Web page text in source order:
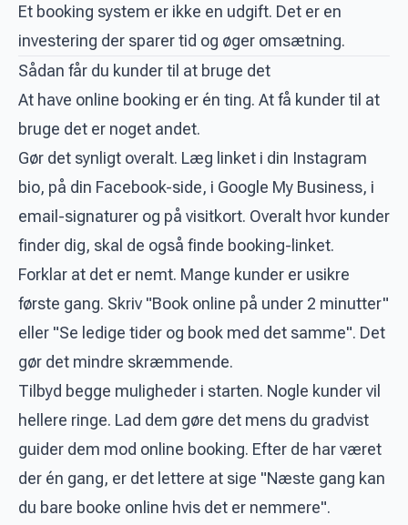
Et booking system er ikke en udgift. Det er en
investering der sparer tid og øger omsætning.
Sådan får du kunder til at bruge det
At have online booking er én ting. At få kunder til at
bruge det er noget andet.
Gør det synligt overalt. Læg linket i din Instagram
bio, på din Facebook-side, i Google My Business, i
email-signaturer og på visitkort. Overalt hvor kunder
finder dig, skal de også finde booking-linket.
Forklar at det er nemt. Mange kunder er usikre
første gang. Skriv "Book online på under 2 minutter"
eller "Se ledige tider og book med det samme". Det
gør det mindre skræmmende.
Tilbyd begge muligheder i starten. Nogle kunder vil
hellere ringe. Lad dem gøre det mens du gradvist
guider dem mod online booking. Efter de har været
der én gang, er det lettere at sige "Næste gang kan
du bare booke online hvis det er nemmere".